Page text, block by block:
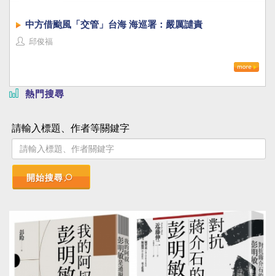
中方借颱風「交管」台海 海巡署：嚴厲譴責
邱俊福
熱門搜尋
請輸入標題、作者等關鍵字
開始搜尋